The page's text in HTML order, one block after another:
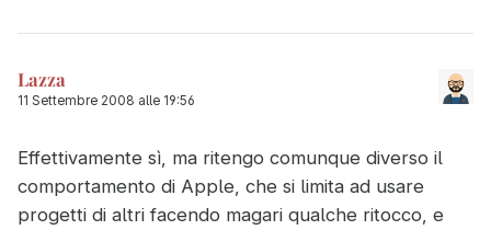
Lazza
11 Settembre 2008 alle 19:56
Effettivamente sì, ma ritengo comunque diverso il
comportamento di Apple, che si limita ad usare
progetti di altri facendo magari qualche ritocco, e